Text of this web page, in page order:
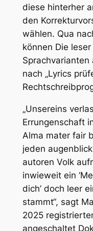
diese hinterher
den
wählen. Qua
können Die
Sprachvarianten
nach „Lyrics
„Unsereins
Errungenschaft
Alma mater fair
jeden
autoren Volk
inwieweit ein
dich’ doch leer
stammt“, sagt
2025
angeschaltet